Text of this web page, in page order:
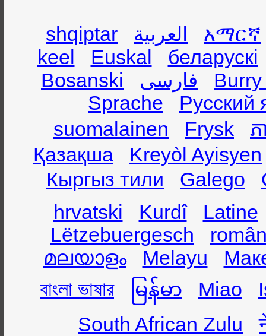
shqiptar العربية
አማርኛ
keel
Euskal
беларускі
Bosanski
فارسی
Sprache
Русский
suomalainen
Frysk
ភ
Қазақша
Kreyòl Ayisyen
Кыргыз тили
Galego
hrvatski
Kurdî
Latine
Lëtzebuergesch
മലയാളം
Melayu
বাংলা ভাষার
မြန်မာ Miao
South African Zulu